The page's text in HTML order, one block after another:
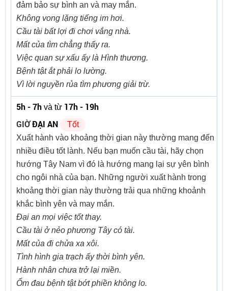
đảm bảo sự bình an và may mắn.
Không vong lặng tiếng im hơi.
Cầu tài bất lợi đi chơi vắng nhà.
Mất của tìm chẳng thấy ra.
Việc quan sự xấu ấy là Hình thương.
Bệnh tật ắt phải lo lường.
Vì lời nguyền rủa tìm phương giải trừ.
5h - 7h và từ 17h - 19h
GIỜĐẠI AN
Tốt
Xuất hành vào khoảng thời gian này thường mang đến
nhiều điều tốt lành. Nếu bạn muốn cầu tài, hãy chọn
hướng Tây Nam vì đó là hướng mang lại sự yên bình
cho ngôi nhà của bạn. Những người xuất hành trong
khoảng thời gian này thường trải qua những khoảnh
khắc bình yên và may mắn.
Đại an mọi việc tốt thay.
Cầu tài ở nẻo phương Tây có tài.
Mất của đi chửa xa xôi.
Tình hình gia trạch ấy thời bình yên.
Hành nhân chưa trở lại miền.
Ốm đau bệnh tật bớt phiền không lo.